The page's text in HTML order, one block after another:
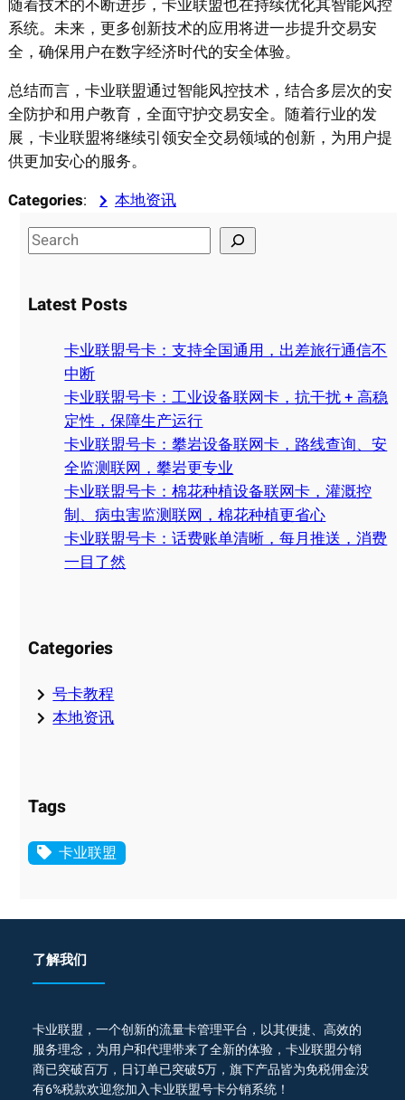
随着技术的不断进步，卡业联盟也在持续优化其智能风控
系统。未来，更多创新技术的应用将进一步提升交易安
全，确保用户在数字经济时代的安全体验。
总结而言，卡业联盟通过智能风控技术，结合多层次的安
全防护和用户教育，全面守护交易安全。随着行业的发
展，卡业联盟将继续引领安全交易领域的创新，为用户提
供更加安心的服务。
Categories:
本地资讯
S
e
r
Latest Posts
卡业联盟号卡：支持全国通用，出差旅行通信不
中断
卡业联盟号卡：工业设备联网卡，抗干扰 + 高稳
定性，保障生产运行
卡业联盟号卡：攀岩设备联网卡，路线查询、安
全监测联网，攀岩更专业
卡业联盟号卡：棉花种植设备联网卡，灌溉控
制、病虫害监测联网，棉花种植更省心
卡业联盟号卡：话费账单清晰，每月推送，消费
一目了然
Categories
号卡教程
本地资讯
Tags
卡业联盟
了解我们
卡业联盟，一个创新的流量卡管理平台，以其便捷、高效的
服务理念，为用户和代理带来了全新的体验，卡业联盟分销
商已突破百万，日订单已突破5万，旗下产品皆为免税佣金没
有6%税款欢迎您加入卡业联盟号卡分销系统！